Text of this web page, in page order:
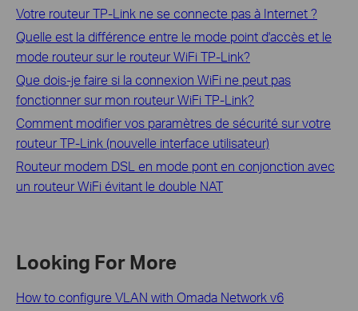
Votre routeur TP-Link ne se connecte pas à Internet ?
Quelle est la différence entre le mode point d'accès et le
mode routeur sur le routeur WiFi TP-Link?
Que dois-je faire si la connexion WiFi ne peut pas
fonctionner sur mon routeur WiFi TP-Link?
Comment modifier vos paramètres de sécurité sur votre
routeur TP-Link (nouvelle interface utilisateur)
Routeur modem DSL en mode pont en conjonction avec
un routeur WiFi évitant le double NAT
Looking For More
How to configure VLAN with Omada Network v6